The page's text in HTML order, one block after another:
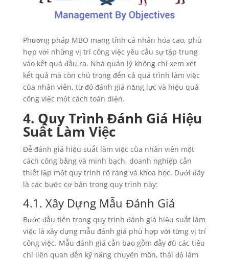
Phương pháp MBO mang tính cá nhân hóa cao, phù
hợp với những vị trí công việc yêu cầu sự tập trung
vào kết quả đầu ra. Nhà quản lý không chỉ xem xét
kết quả mà còn chú trọng đến cả quá trình làm việc
của nhân viên, từ đó đánh giá năng lực và hiệu quả
công việc một cách toàn diện.
4. Quy Trình Đánh Giá Hiệu
Suất Làm Việc
Để đánh giá hiệu suất làm việc của nhân viên một
cách công bằng và minh bạch, doanh nghiệp cần
thiết lập một quy trình rõ ràng và khoa học. Dưới đây
là các bước cơ bản trong quy trình này:
4.1. Xây Dựng Mẫu Đánh Giá
Bước đầu tiên trong quy trình đánh giá hiệu suất làm
việc là xây dựng mẫu đánh giá phù hợp với từng vị trí
công việc. Mẫu đánh giá cần bao gồm đầy đủ các tiêu
chí liên quan đến kỹ năng chuyên môn, thái độ làm